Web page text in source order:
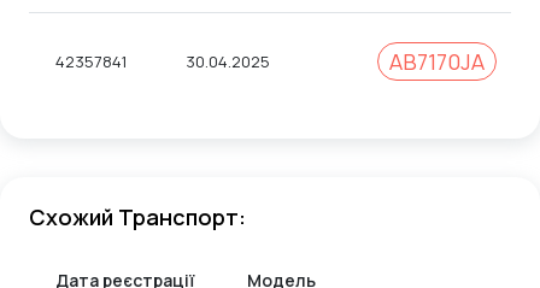
42357841 30.04.2025 АВ7170JА
Схожий Транспорт:
Дата реєстрації Модель